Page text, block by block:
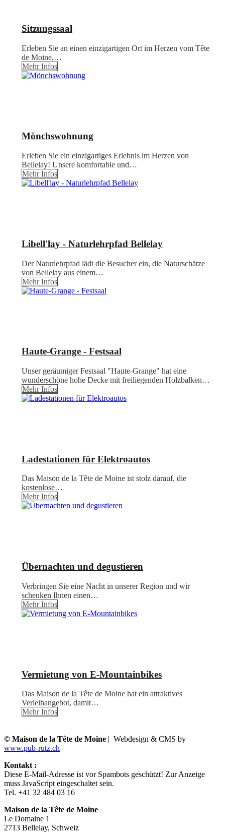
Sitzungssaal
Erleben Sie an einen einzigartigen Ort im Herzen vom Tête
de Moine,…
Mehr Infos
Mönchswohnung
Erleben Sie ein einzigartiges Erlebnis im Herzen von
Bellelay! Unsere komfortable und…
Mehr Infos
Libell'lay - Naturlehrpfad Bellelay
Der Naturlehrpfad lädt die Besucher ein, die Naturschätze
von Bellelay aus einem…
Mehr Infos
Haute-Grange - Festsaal
Unser geräumiger Festsaal "Haute-Grange" hat eine
wunderschöne hohe Decke mit freiliegenden Holzbalken…
Mehr Infos
Ladestationen für Elektroautos
Das Maison de la Tête de Moine ist stolz darauf, die
kostenlose…
Mehr Infos
Übernachten und degustieren
Verbringen Sie eine Nacht in unserer Region und wir
schenken Ihnen einen…
Mehr Infos
Vermietung von E-Mountainbikes
Das Maison de la Tête de Moine hat ein attraktives
Verleihangebot, damit…
Mehr Infos
© Maison de la Tête de Moine | Webdesign & CMS by
www.pub-rutz.ch
Kontakt :
Diese E-Mail-Adresse ist vor Spambots geschützt! Zur Anzeige
muss JavaScript eingeschaltet sein.
Tel. +41 32 484 03 16
Maison de la Tête de Moine
Le Domaine 1
2713 Bellelay, Schweiz